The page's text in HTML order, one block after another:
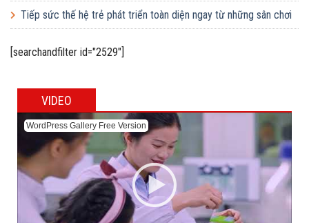
cao Việt Nam
Tiếp sức thế hệ trẻ phát triển toàn diện ngay từ những sân chơi
[searchandfilter id="2529"]
VIDEO
WordPress Gallery Free Version